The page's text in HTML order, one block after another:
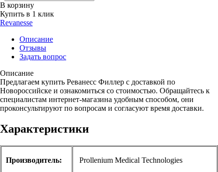
В корзину
Купить в 1 клик
Revanesse
Описание
Отзывы
Задать вопрос
Описание
Предлагаем купить Реванесс Филлер с доставкой по
Новороссийске и ознакомиться со стоимостью. Обращайтесь к
специалистам интернет-магазина удобным способом, они
проконсультируют по вопросам и согласуют время доставки.
Характеристики
Производитель: Prollenium Medical Technologies